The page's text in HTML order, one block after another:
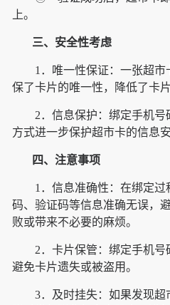
上。
三、安全性考虑
1．唯一性保证：一张超
保了卡片的唯一性，降低了卡
2．信息保护：绑定手机
方式进一步保护超市卡的信息安
四、注意事项
1．信息准确性：在绑定
码、验证码等信息准确无误，
败或带来不必要的麻烦。
2．卡片保管：绑定手机号
避免卡片遗失或被盗用。
3．及时挂失：如果发现